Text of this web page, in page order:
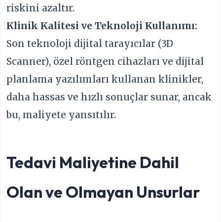
riskini azaltır.
Klinik Kalitesi ve Teknoloji Kullanımı:
Son teknoloji dijital tarayıcılar (3D
Scanner), özel röntgen cihazları ve dijital
planlama yazılımları kullanan klinikler,
daha hassas ve hızlı sonuçlar sunar, ancak
bu, maliyete yansıtılır.
Tedavi Maliyetine Dahil
Olan ve Olmayan Unsurlar